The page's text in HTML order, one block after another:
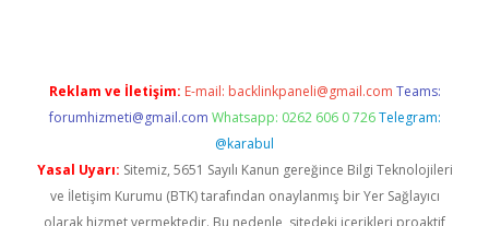
Reklam ve İletişim: E-mail: backlinkpaneli@gmail.com Teams:
forumhizmeti@gmail.com Whatsapp: 0262 606 0 726 Telegram:
@karabul
Yasal Uyarı: Sitemiz, 5651 Sayılı Kanun gereğince Bilgi Teknolojileri
ve İletişim Kurumu (BTK) tarafından onaylanmış bir Yer Sağlayıcı
olarak hizmet vermektedir. Bu nedenle, sitedeki içerikleri proaktif